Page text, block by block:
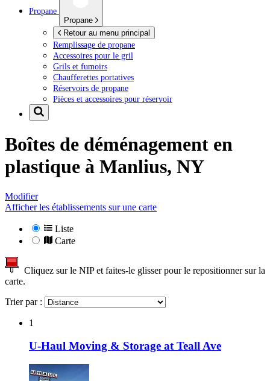
Propane
Propane
Retour au menu principal
Remplissage de propane
Accessoires pour le gril
Grils et fumoirs
Chaufferettes portatives
Réservoirs de propane
Pièces et accessoires pour réservoir
Boîtes de déménagement en
plastique à Manlius, NY
Modifier
Afficher les établissements sur une carte
Liste
Carte
Cliquez sur le NIP et faites-le glisser pour le repositionner sur la
carte.
Trier par :
1
U-Haul Moving & Storage at Teall Ave